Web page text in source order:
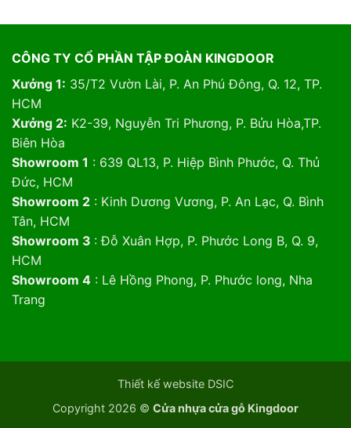
CÔNG TY CỔ PHẦN TẬP ĐOÀN KINGDOOR
Xưởng 1: 35/T2 Vườn Lài, P. An Phú Đông, Q. 12, TP.
HCM
Xưởng 2: K2-39, Nguyễn Tri Phương, P. Bửu Hòa,TP.
Biên Hòa
Showroom 1 : 639 QL13, P. Hiệp Bình Phước, Q. Thủ
Đức, HCM
Showroom 2: Kinh Dương Vương, P. An Lạc, Q. Bình
Tân, HCM
Showroom 3 : Đỗ Xuân Hợp, P. Phước Long B, Q. 9,
HCM
Showroom 4: Lê Hồng Phong, P. Phước long, Nha
Trang
Thiết kế website DSIC
Copyright 2026 © Cửa nhựa cửa gỗ Kingdoor